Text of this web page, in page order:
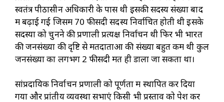
स्वतंत्र पीठासीन अधिकारी के पास थी इसकी सदस्य संख्या बाद
में बढ़ाई गई जिसमें 70 फीसदी सदस्य निर्वाचित होती थी इसके
सदस्यों को चुनने की प्रणाली प्रत्यक्ष निर्वाचन थी फिर भी भारत
की जनसंख्या की दृष्टि से मतदाताओं की संख्या बहुत कम थी कुल
जनसंख्या का लगभग 2 फीसदी मत ही डाला जा सकता था।
सांप्रदायिक निर्वाचन प्रणाली को पूर्णता में स्थापित कर दिया
गया और प्रांतीय व्यवस्था सभाएं किसी भी प्रस्ताव को पेश कर